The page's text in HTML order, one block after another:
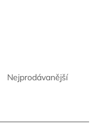
Nejprodávanější